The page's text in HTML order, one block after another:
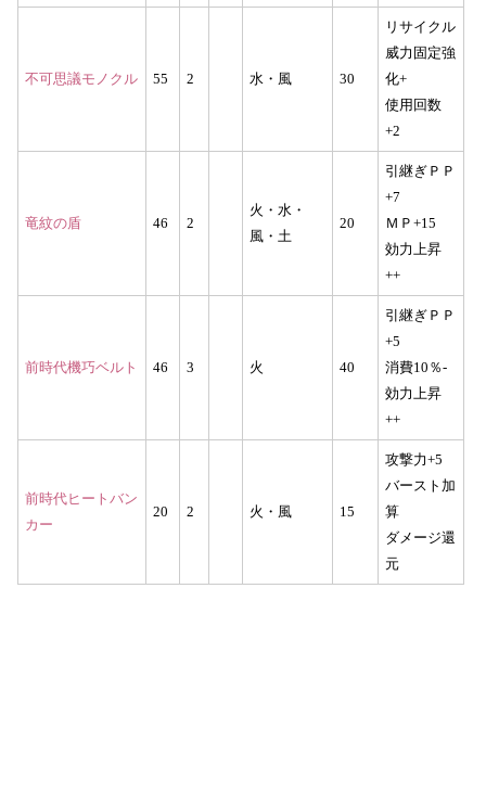
不可思議モノクル 55 2 水・風 30
リサイクル
威力固定強
化+
使用回数
+2
竜紋の盾 46 2
火・水・
風・土
20
引継ぎＰＰ
+7
ＭＰ+15
効力上昇
++
前時代機巧ベルト 46 3 火 40
引継ぎＰＰ
+5
消費10％-
効力上昇
++
前時代ヒートバン
カー
20 2 火・風 15
攻撃力+5
バースト加
算
ダメージ還
元